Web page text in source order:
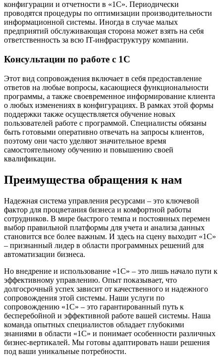
конфигурации и отчетности в «1С». Периодически
проводятся процедуры по оптимизации производительности
информационной системы. Иногда в случае малых
предприятий обслуживающая сторона может взять на себя
ответственность за всю IT-инфраструктуру компании.
Консультации по работе с 1C
Этот вид сопровождения включает в себя предоставление
ответов на любые вопросы, касающиеся функциональности
программы, а также своевременное информирование клиента
о любых изменениях в конфигурациях. В рамках этой формы
поддержки также осуществляется обучение новых
пользователей работе с программой. Специалисты обязаны
быть готовыми оперативно отвечать на запросы клиентов,
поэтому они часто уделяют значительное время
самостоятельному обучению и повышению своей
квалификации.
Преимущества обращения к нам
Надежная система управления ресурсами – это ключевой
фактор для процветания бизнеса и комфортной работы
сотрудников. В мире быстрого темпа и постоянных перемен
выбор правильной платформы для учета и анализа данных
становится все более важным. И здесь на сцену выходит «1С»
– признанный лидер в области программных решений для
автоматизации бизнеса.
Но внедрение и использование «1С» – это лишь начало пути к
эффективному управлению. Опыт показывает, что
долгосрочный успех зависит от качественного и надежного
сопровождения этой системы. Наши услуги по
сопровождению «1С» – это гарантированный путь к
бесперебойной и эффективной работе вашей системы. Наша
команда опытных специалистов обладает глубокими
знаниями в области «1С» и понимает особенности различных
бизнес-вертикалей. Мы готовы адаптировать наши решения
под ваши уникальные потребности.